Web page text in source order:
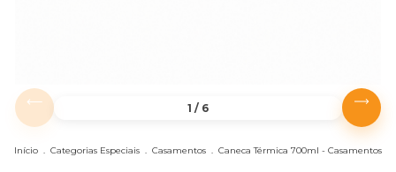
1 / 6
Início . Categorias Especiais . Casamentos . Caneca Térmica 700ml - Casamentos